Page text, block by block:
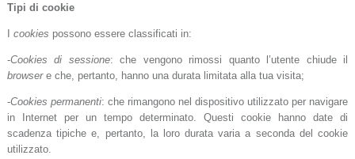
Tipi di cookie
I cookies possono essere classificati in:
-Cookies di sessione: che vengono rimossi quanto l’utente chiude il
browsere che, pertanto, hanno una durata limitata alla tua visita;
-Cookies permanenti: che rimangono nel dispositivo utilizzato per navigare
in Internet per un tempo determinato. Questi cookie hanno date di
scadenza tipiche e, pertanto, la loro durata varia a seconda del cookie
utilizzato.